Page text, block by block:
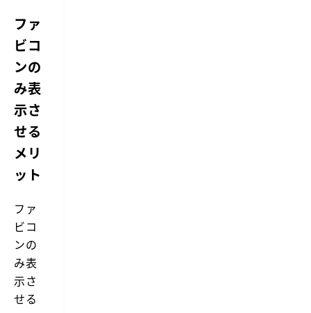
ファ
ビコ
ンの
み表
示さ
せる
メリ
ット
ファ
ビコ
ンの
み表
示さ
せる